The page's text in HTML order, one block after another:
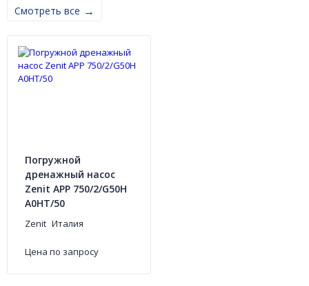
Смотреть все
Погружной
дренажный насос
Zenit APP 750/2/G50H
A0HT/50
Zenit Италия
Цена по запросу